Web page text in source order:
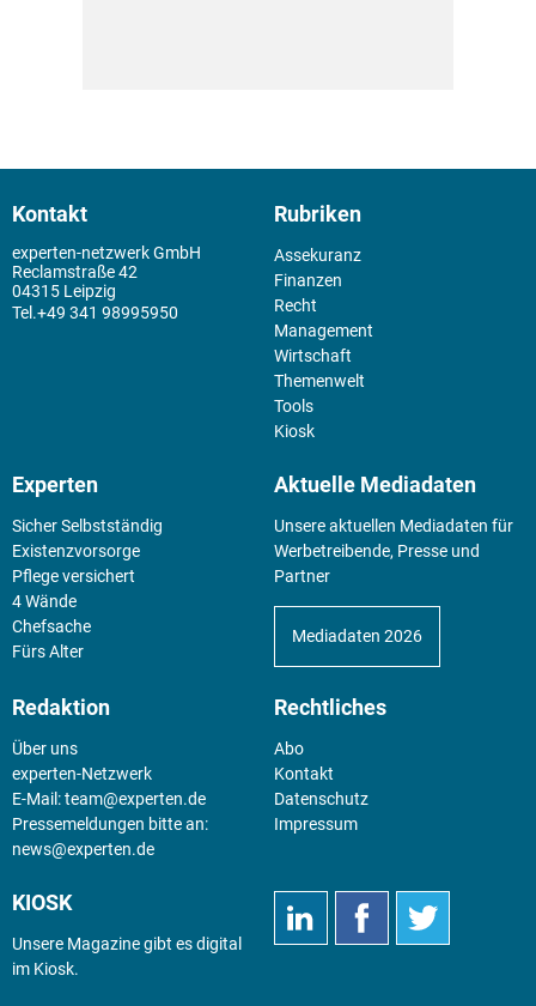
Kontakt
experten-netzwerk GmbH
Reclamstraße 42
04315 Leipzig
+49 341 98995950
Rubriken
Assekuranz
Finanzen
Recht
Management
Wirtschaft
Themenwelt
Tools
Kiosk
Experten
Sicher Selbstständig
Existenz­vorsorge
Pflege versichert
4 Wände
Chefsache
Fürs Alter
Aktuelle Mediadaten
Unsere aktuellen Mediadaten für
Werbetreibende, Presse und
Partner
Mediadaten 2026
Redaktion
Über uns
experten-Netzwerk
E-Mail:team@experten.de
Pressemeldungen bitte an:
news@experten.de
Rechtliches
Abo
Kontakt
Datenschutz
Impressum
KIOSK
Unsere Magazine gibt es digital
im Kiosk.